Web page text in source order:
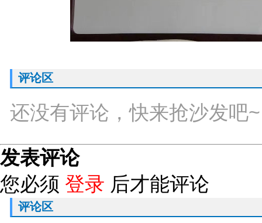
评论区
还没有评论，快来抢沙发吧~
发表评论
您必须 登录 后才能评论
评论区